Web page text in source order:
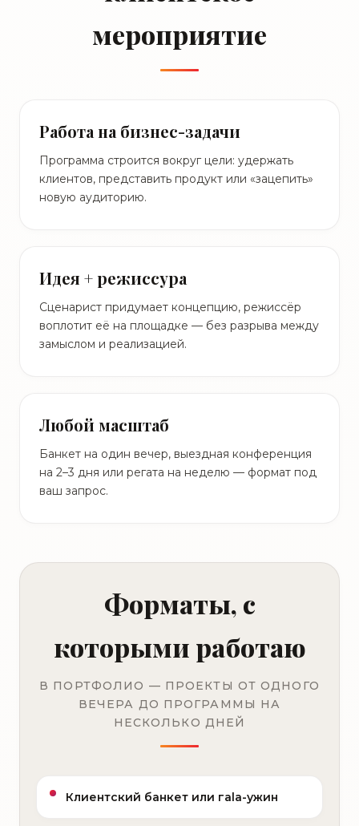
мероприятие
Работа на бизнес-задачи
Программа строится вокруг цели: удержать
клиентов, представить продукт или «зацепить»
новую аудиторию.
Идея + режиссура
Сценарист придумает концепцию, режиссёр
воплотит её на площадке — без разрыва между
замыслом и реализацией.
Любой масштаб
Банкет на один вечер, выездная конференция
на 2–3 дня или регата на неделю — формат под
ваш запрос.
Форматы, с
которыми работаю
В ПОРТФОЛИО — ПРОЕКТЫ ОТ ОДНОГО
ВЕЧЕРА ДО ПРОГРАММЫ НА
НЕСКОЛЬКО ДНЕЙ
Клиентский банкет или гala-ужин